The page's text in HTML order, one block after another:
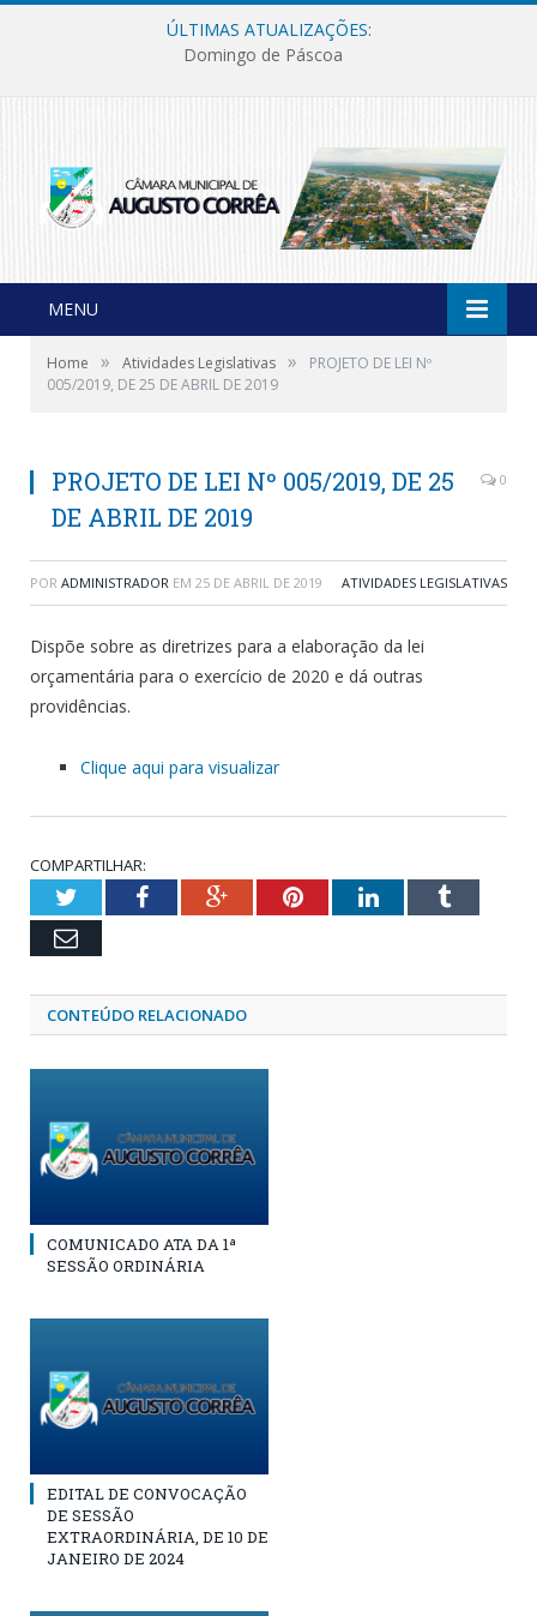
ÚLTIMAS ATUALIZAÇÕES:
Domingo de Páscoa
MENU
Home » Atividades Legislativas »
PROJETO DE LEI Nº
005/2019, DE 25 DE ABRIL DE 2019
PROJETO DE LEI Nº 005/2019, DE 25
DE ABRIL DE 2019
0
POR ADMINISTRADOR EM 25 DE ABRIL DE 2019 ATIVIDADES LEGISLATIVAS
Dispõe sobre as diretrizes para a elaboração da lei
orçamentária para o exercício de 2020 e dá outras
providências.
Clique aqui para visualizar
COMPARTILHAR:
TwitterFacebookGoogle+PinterestLinkedInTumblr
Email
CONTEÚDO RELACIONADO
COMUNICADO ATA DA 1ª
SESSÃO ORDINÁRIA
EDITAL DE CONVOCAÇÃO
DE SESSÃO
EXTRAORDINÁRIA, DE 10 DE
JANEIRO DE 2024